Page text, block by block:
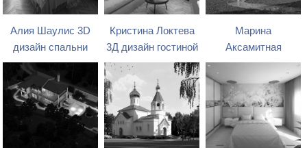
Алия Шаулис 3D
дизайн спальни
Кристина Локтева
3Д дизайн гостиной
Марина
Аксамитная